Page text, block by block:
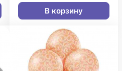
В корзину